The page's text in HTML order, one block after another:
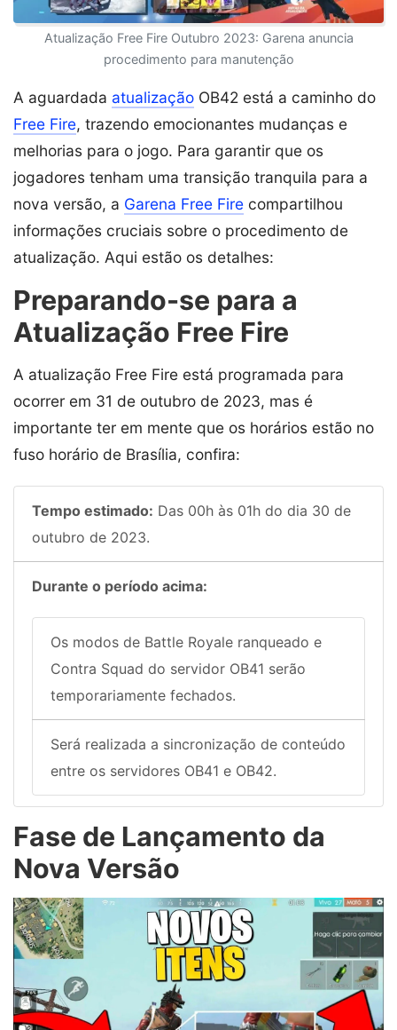
Atualização Free Fire Outubro 2023: Garena anuncia
procedimento para manutenção
A aguardada atualização OB42 está a caminho do
Free Fire, trazendo emocionantes mudanças e
melhorias para o jogo. Para garantir que os
jogadores tenham uma transição tranquila para a
nova versão, a Garena Free Fire compartilhou
informações cruciais sobre o procedimento de
atualização. Aqui estão os detalhes:
Preparando-se para a
Atualização Free Fire
A atualização Free Fire está programada para
ocorrer em 31 de outubro de 2023, mas é
importante ter em mente que os horários estão no
fuso horário de Brasília, confira:
Tempo estimado: Das 00h às 01h do dia 30 de
outubro de 2023.
Durante o período acima:
Os modos de Battle Royale ranqueado e
Contra Squad do servidor OB41 serão
temporariamente fechados.
Será realizada a sincronização de conteúdo
entre os servidores OB41 e OB42.
Fase de Lançamento da
Nova Versão